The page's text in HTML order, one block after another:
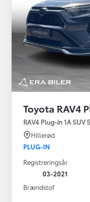
Toyota RAV4
RAV4 Plug-in 1A
Hillerød
PLUG-IN
Registreringsår
03-2021
Brændstof